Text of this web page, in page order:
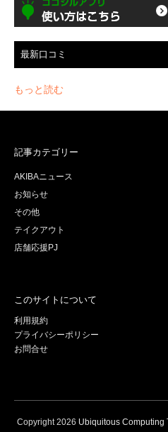
最新口コミ
もっと読む
記事カテゴリー
AKIBAニュース
お知らせ
その他
テイクアウト
店舗応援PJ
このサイトについて
利用規約
プライバシーポリシー
お問合せ
Copyright2026 Ubiquitous Computing